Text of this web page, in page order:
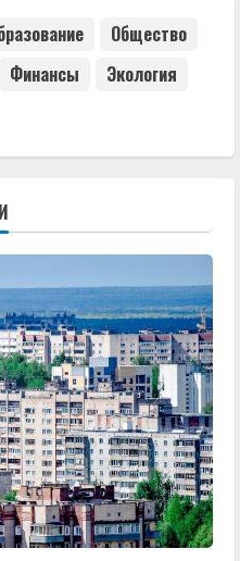
Общество
Финансы
Экология